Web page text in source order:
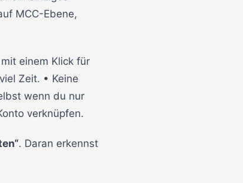
MCC-Ebene,
einem Klick für
Zeit. • Keine
wenn du nur
verknüpfen.
. Daran erkennst